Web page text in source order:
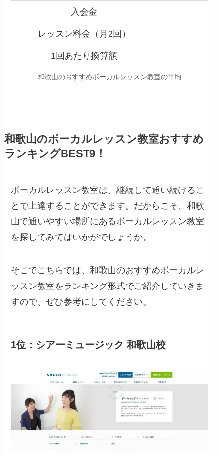
入会金
レッスン料金（月2回）
1回あたり換算額
和歌山のおすすめボーカルレッスン教室の平均
和歌山のボーカルレッスン教室おすすめ
ランキングBEST9！
ボーカルレッスン教室は、継続して通い続けるこ
とで上達することができます。だからこそ、和歌
山で通いやすい場所にあるボーカルレッスン教室
を探してみてはいかがでしょうか。
そこでこちらでは、和歌山のおすすめボーカルレ
ッスン教室をランキング形式でご紹介していきま
すので、ぜひ参考にしてください。
1位：シアーミュージック 和歌山校